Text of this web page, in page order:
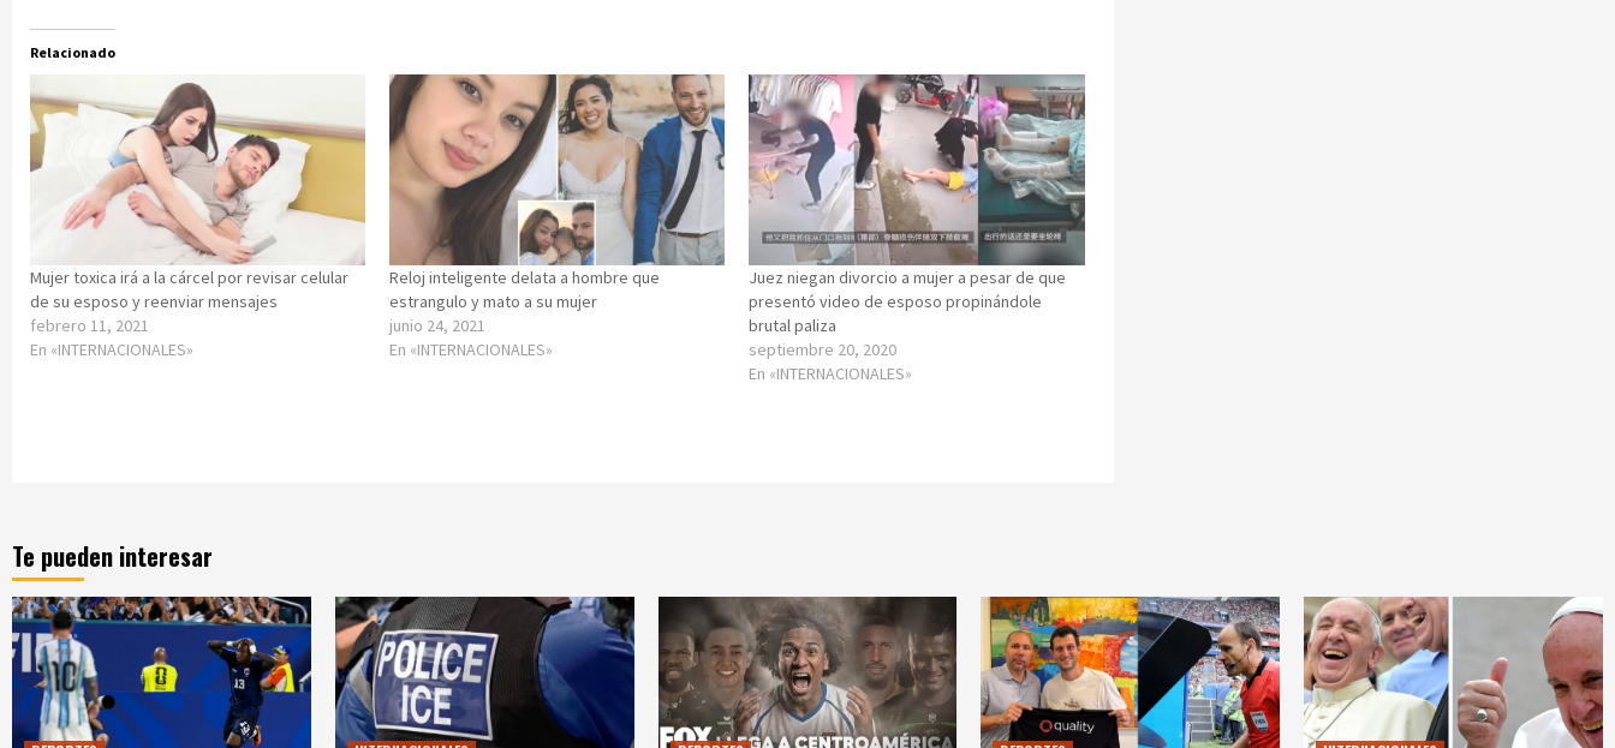
Relacionado
Mujer toxica irá a la cárcel por revisar celular
de su esposo y reenviar mensajes
febrero 11, 2021
En «INTERNACIONALES»
Reloj inteligente delata a hombre que
estrangulo y mato a su mujer
junio 24, 2021
En «INTERNACIONALES»
Juez niegan divorcio a mujer a pesar de que
presentó video de esposo propinándole
brutal paliza
septiembre 20, 2020
En «INTERNACIONALES»
Te pueden interesar